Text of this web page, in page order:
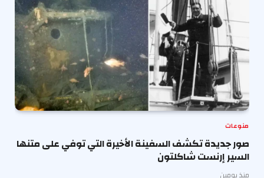
منوعات
صور جديدة تكشف السفينة الأخيرة التي توفي على متنها
السير إرنست شاكلتون
منذ يومين